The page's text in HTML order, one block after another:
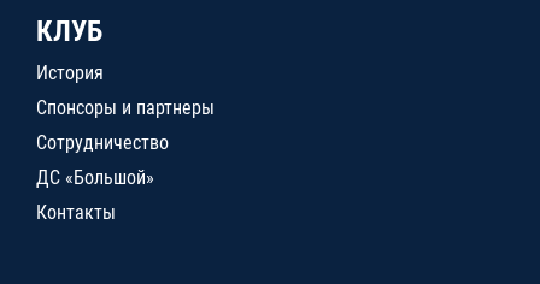
КЛУБ
История
Спонсоры и партнеры
Сотрудничество
ДС «Большой»
Контакты